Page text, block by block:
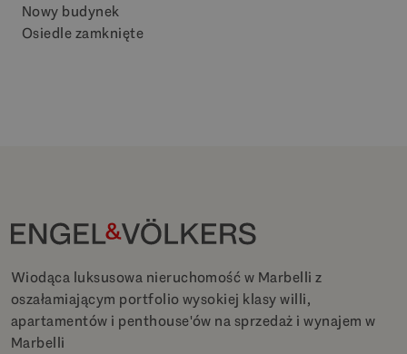
Nowy budynek
Osiedle zamknięte
Wiodąca luksusowa nieruchomość w Marbelli z
oszałamiającym portfolio wysokiej klasy willi,
apartamentów i penthouse'ów na sprzedaż i wynajem w
Marbelli